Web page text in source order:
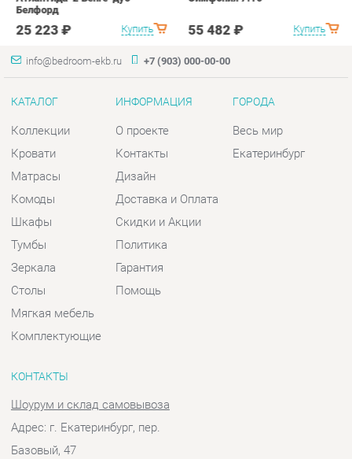
Коллекции
Кровати
Матрасы
Комоды
Шкафы
Тумбы
Зеркала
Столы
Мягкая мебель
Контакты
Дизайн
Доставка и Оплата
Скидки и Акции
Политика
Гарантия
Помощь
Екатеринбург
КОНТАКТЫ
Телефон: +7 (903) 000-00-00
Отправить сообщение